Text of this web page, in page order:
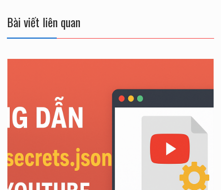
Bài viết liên quan